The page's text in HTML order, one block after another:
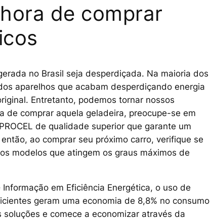
de comprar
no Brasil seja desperdiçada. Na maioria dos
aparelhos que acabam desperdiçando energia
Entretanto, podemos tornar nossos
de comprar aquela geladeira, preocupe-se em
de qualidade superior que garante um
ao comprar seu próximo carro, verifique se
modelos que atingem os graus máximos de
em Eficiência Energética, o uso de
geram uma economia de 8,8% no consumo
e comece a economizar através da